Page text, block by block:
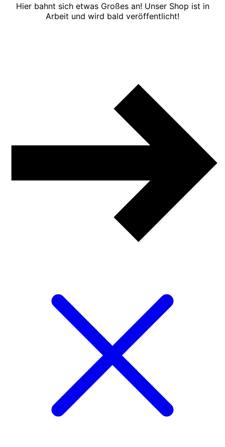
Hier bahnt sich etwas Großes an! Unser Shop ist in
Arbeit und wird bald veröffentlicht!